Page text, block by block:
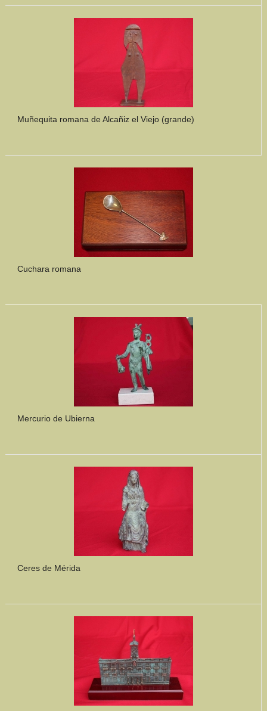
Muñequita romana de Alcañiz el Viejo (grande)
Cuchara romana
Mercurio de Ubierna
Ceres de Mérida